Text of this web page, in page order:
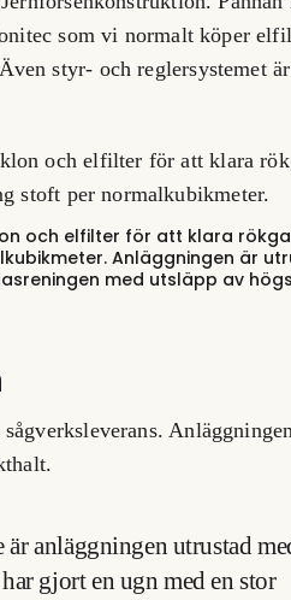
som vi normalt köper
styr- och reglersystemet
och elfilter för att klara
Anläggningen är
med utsläpp av
anläggningen utrustad
gjort en ugn med en stor